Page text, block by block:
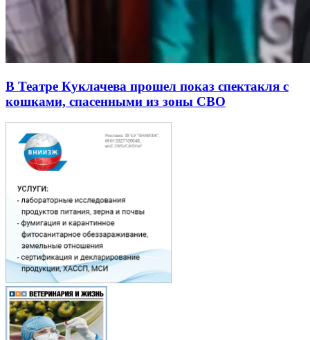
В Театре Куклачева прошел показ спектакля с
кошками, спасенными из зоны СВО